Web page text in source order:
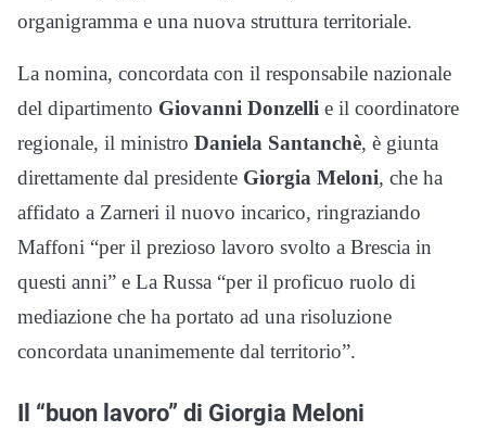
organigramma e una nuova struttura territoriale.
La nomina, concordata con il responsabile nazionale
del dipartimento Giovanni Donzelli e il coordinatore
regionale, il ministro Daniela Santanchè, è giunta
direttamente dal presidente Giorgia Meloni, che ha
affidato a Zarneri il nuovo incarico, ringraziando
Maffoni “per il prezioso lavoro svolto a Brescia in
questi anni” e La Russa “per il proficuo ruolo di
mediazione che ha portato ad una risoluzione
concordata unanimemente dal territorio”.
Il “buon lavoro” di Giorgia Meloni